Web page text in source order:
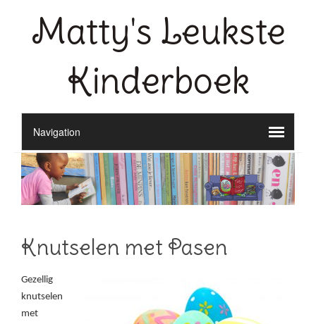
Matty's Leukste
Kinderboek
Knutselen met Pasen
Gezellig
knutselen
met